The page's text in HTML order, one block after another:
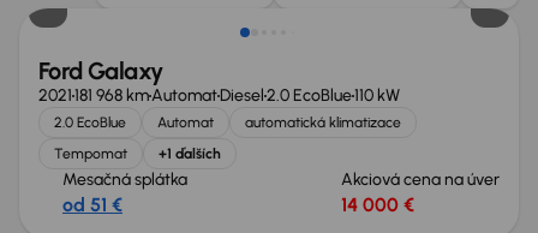
Ford Galaxy
2021181 968 kmAutomatDiesel2.0 EcoBlue110 kW
2.0 EcoBlue Automat
automatická klimatizace
Tempomat
+1 ďalších
Mesačná splátka
od 51 €
Akciová cena na úver
14 000 €